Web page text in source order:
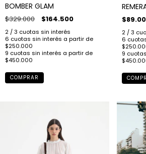
BOMBER GLAM
$329.000 $164.500
COMPRAR